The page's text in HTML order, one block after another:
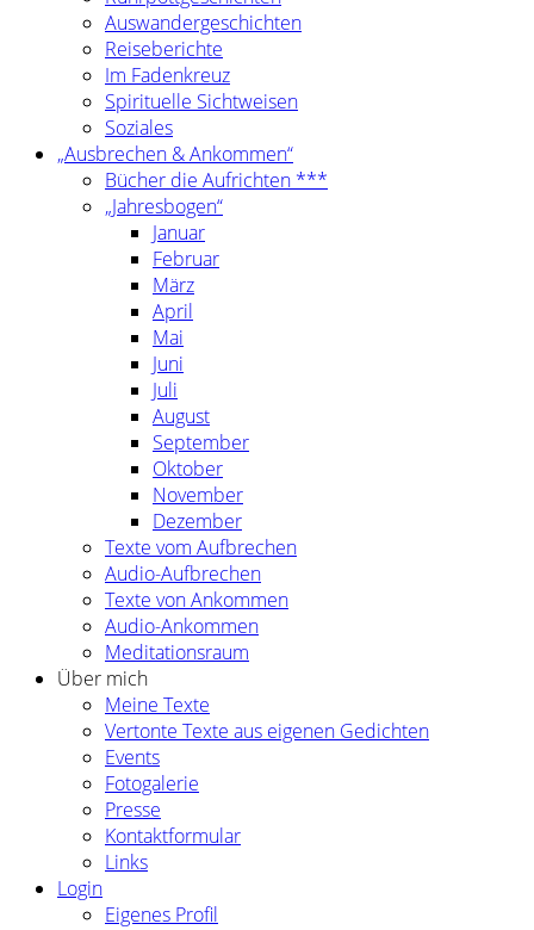
Auswandergeschichten
Reiseberichte
Im Fadenkreuz
Spirituelle Sichtweisen
Soziales
„Ausbrechen & Ankommen“
Bücher die Aufrichten ***
„Jahresbogen“
Januar
Februar
März
April
Mai
Juni
Juli
August
September
Oktober
November
Dezember
Texte vom Aufbrechen
Audio-Aufbrechen
Texte von Ankommen
Audio-Ankommen
Meditationsraum
Über mich
Meine Texte
Vertonte Texte aus eigenen Gedichten
Events
Fotogalerie
Presse
Kontaktformular
Links
Login
Eigenes Profil